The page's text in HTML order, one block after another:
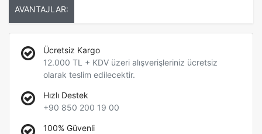
AVANTAJLAR:
Ücretsiz Kargo
12.000 TL + KDV üzeri alışverişleriniz ücretsiz
olarak teslim edilecektir.
Hızlı Destek
+90 850 200 19 00
100% Güvenli